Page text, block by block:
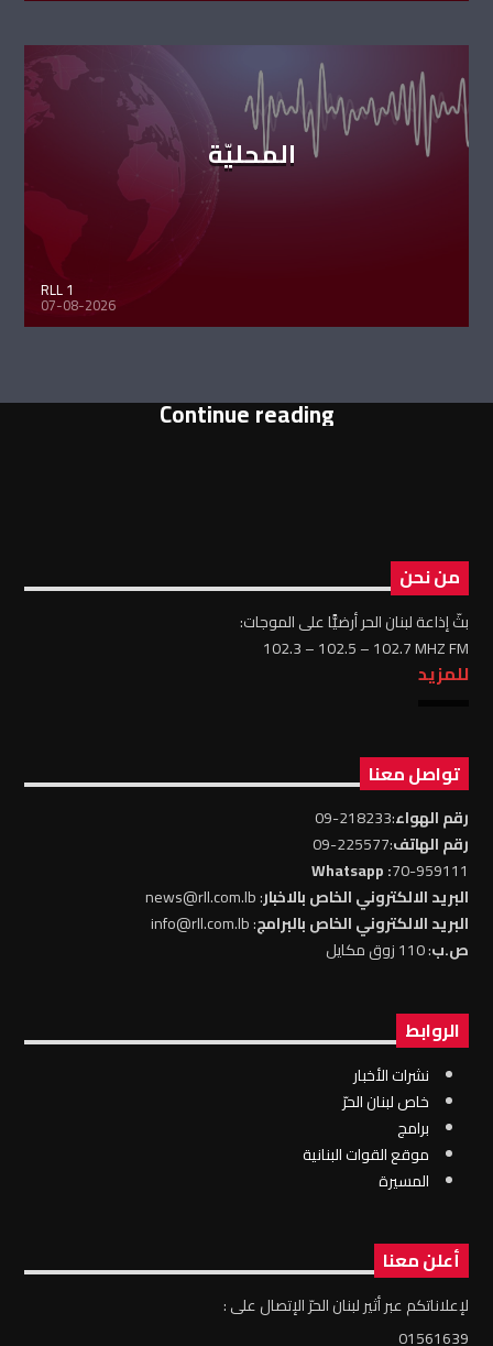
المحليّة
RLL 1
07-08-2026
Continue reading
من نحن
بثّ إذاعة لبنان الحر أرضيًّا على الموجات:
102.3 – 102.5 – 102.7 MHZ FM
للمزيد
تواصل معنا
رقم الهواء:218233-09
رقم الهاتف:225577-09
70-959111
: Whatsapp
البريد الالكتروني الخاص بالاخبار: news@rll.com.lb
البريد الالكتروني الخاص بالبرامج: info@rll.com.lb
ص.ب: 110 زوق مكايل
الروابط
نشرات الأخبار
خاص لبنان الحرّ
برامج
موقع القوات البنانية
المسيرة
أعلن معنا
لإعلاناتكم عبر أثير لبنان الحرّ الإتصال على :
01561639